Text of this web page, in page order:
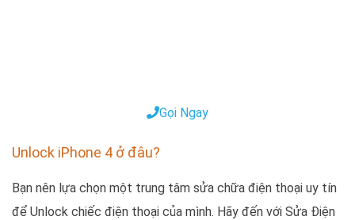
Gọi Ngay
Unlock iPhone 4 ở đâu?
Bạn nên lựa chọn một trung tâm sửa chữa điện thoại uy tín
để Unlock chiếc điện thoại của mình. Hãy đến với Sửa Điện